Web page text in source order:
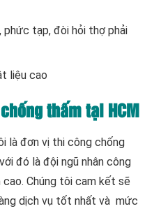
phức tạp, đòi hỏi thợ phải
liệu cao
thấm tại HCM
là đơn vị thi công chống
đó là đội ngũ nhân công
Chúng tôi cam kết sẽ
dịch vụ tốt nhất và mức